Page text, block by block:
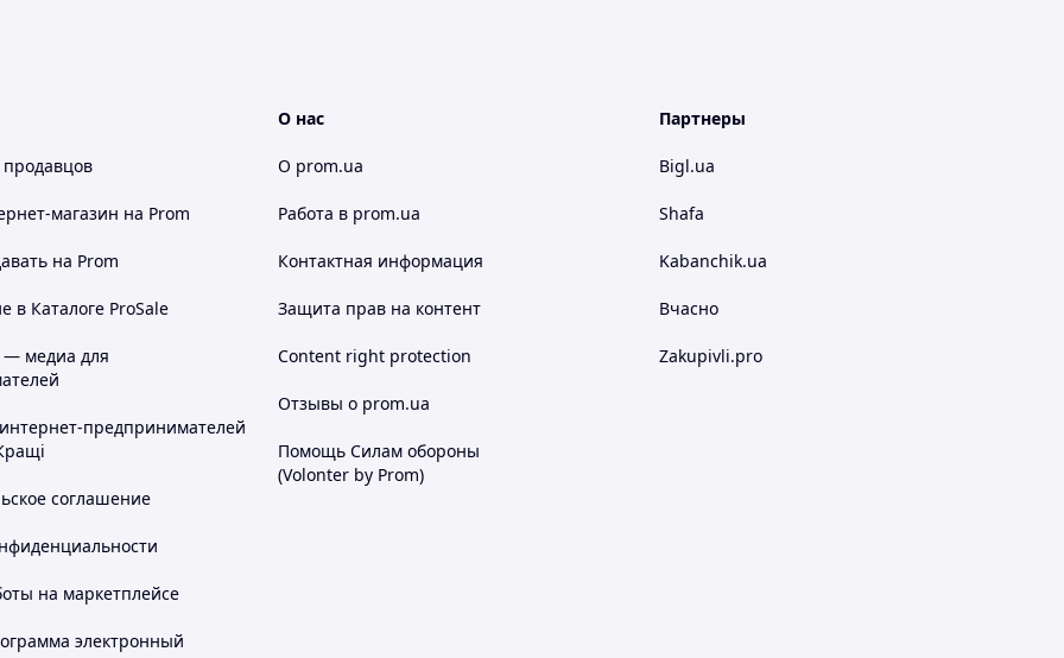
магазин на Prom
на Prom
в Каталоге ProSale
— медиа для
предпринимателей
соглашение
на маркетплейсе
электронный
О нас
О prom.ua
Работа в prom.ua
Контактная информация
Защита прав на контент
Content right protection
Отзывы о prom.ua
Помощь Силам обороны
(Volonter by Prom)
Партнеры
Bigl.ua
Shafa
Kabanchik.ua
Вчасно
Zakupivli.pro